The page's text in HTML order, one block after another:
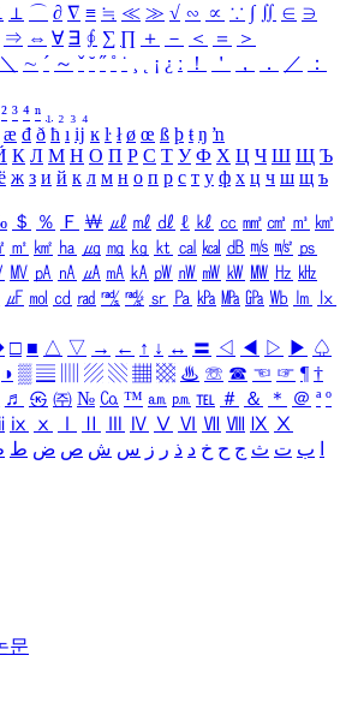
⊥ ⌒ ∂ ∇ ≡ ≒ ≪ ≫ √ ∽ ∝ ∵ ∫ ∬ ∈ ∋
⇒ ⇔ ∀ ∃ ∮ ∑ ∏ ＋ － ＜ ＝
＞
＼ ∼ ´ ～ ˇ ˘ ˝ ˚ ˙ ¸ ¡ ¿ ː ！ ＇ ， ． ／
：
² ³ ⁴ ⁿ ₁ ₂ ₃ ₄
æ đ ð ħ ı ĳ ĸ ŀ ł ø œ ß þ ŧ ŋ ŉ
К Л М Н О П Р С Т У Ф Х Ц Ч Ш Щ Ъ
ж з и й к л м н о п р с т у ф х ц ч ш щ ъ
＄ ％ Ｆ ￦ ㎕ ㎖ ㎗ ℓ ㎘ ㏄ ㎣ ㎤ ㎥ ㎦
㎡ ㎢ ㏊ ㎍ ㎎ ㎏ ㏏ ㎈ ㎉ ㏈ ㎧ ㎨ ㎰
㎹ ㎀ ㎁ ㎂ ㎃ ㎄ ㎺ ㎻ ㎽ ㎾ ㎿ ㎐ ㎑
㎌ ㏖ ㏅ ㎭ ㎮ ㎯ ㏛ ㎩ ㎪ ㎫ ㎬ ㏝ ㏐
㏓
□ ■ △ ▽ → ← ↑ ↓ ↔ 〓 ◁ ◀ ▷ ▶ ♤
◑ ▒ ▤ ▨ ▧ ▦ ▩ ♨ ☏ ☎ ☜ ☞ ¶ †
♬ ㉿ ㈜ № ㏇ ™ ㏂ ㏘ ℡ ＃ ＆ ＊ ＠ ª º
ⅸ ⅹ Ⅳ Ⅴ Ⅵ Ⅶ Ⅷ Ⅸ Ⅹ
ب ت ث ج ح خ د ذ ر ز س ش ص ض ط
문